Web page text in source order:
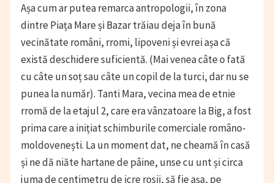
Așa cum ar putea remarca antropologii, în zona
dintre Piața Mare și Bazar trăiau deja în bună
vecinătate români, rromi, lipoveni și evrei așa că
există deschidere suficientă. (Mai venea câte o fată
cu câte un soț sau câte un copil de la turci, dar nu se
punea la număr). Tanti Mara, vecina mea de etnie
rromă de la etajul 2, care era vânzatoare la Big, a fost
prima care a inițiat schimburile comerciale româno-
moldovenești. La un moment dat, ne cheamă în casă
și ne dă niăte hartane de pâine, unse cu unt și circa
juma de centimetru de icre rosii, să fie așa, pe